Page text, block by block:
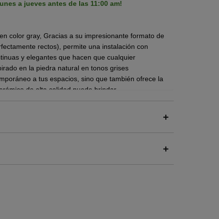
a jueves antes de las 11:00 am!
color gray, Gracias a su impresionante formato de
rectos), permite una instalación con
y elegantes que hacen que cualquier
en la piedra natural en tonos grises
a tus espacios, sino que también ofrece la
de alta calidad puede brindar.
gamas de gris y tonalidades rojizas.